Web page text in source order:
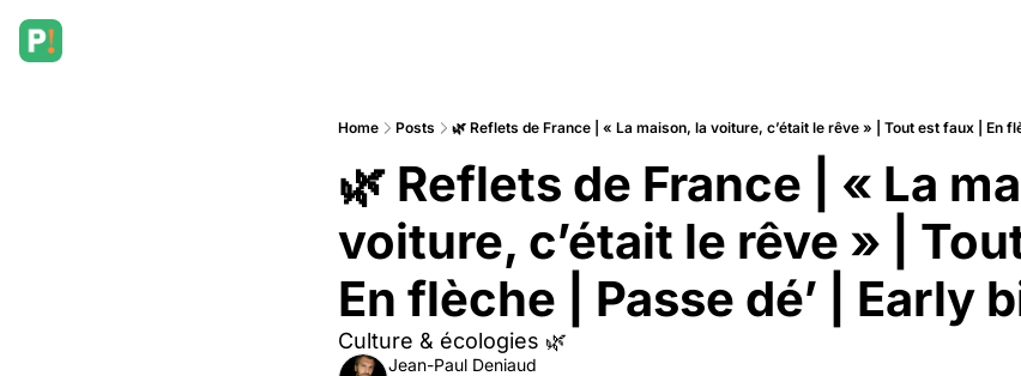
Home Posts 🌿 Reflets de France | « La maison, la voiture, c’était le rêve » | Tout est faux | En
🌿 Reflets de France | « La
voiture, c’était le rêve » |
En flèche | Passe dé’ | Early
Culture & écologies 🌿
Jean-Paul Deniaud